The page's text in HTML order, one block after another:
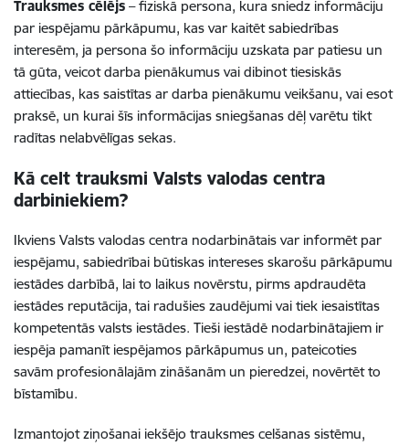
Trauksmes cēlējs – fiziskā persona, kura sniedz informāciju
par iespējamu pārkāpumu, kas var kaitēt sabiedrības
interesēm, ja persona šo informāciju uzskata par patiesu un
tā gūta, veicot darba pienākumus vai dibinot tiesiskās
attiecības, kas saistītas ar darba pienākumu veikšanu, vai esot
praksē, un kurai šīs informācijas sniegšanas dēļ varētu tikt
radītas nelabvēlīgas sekas.
Kā celt trauksmi Valsts valodas centra
darbiniekiem?
Ikviens Valsts valodas centra nodarbinātais var informēt par
iespējamu, sabiedrībai būtiskas intereses skarošu pārkāpumu
iestādes darbībā, lai to laikus novērstu, pirms apdraudēta
iestādes reputācija, tai radušies zaudējumi vai tiek iesaistītas
kompetentās valsts iestādes. Tieši iestādē nodarbinātajiem ir
iespēja pamanīt iespējamos pārkāpumus un, pateicoties
savām profesionālajām zināšanām un pieredzei, novērtēt to
bīstamību.
Izmantojot ziņošanai iekšējo trauksmes celšanas sistēmu,